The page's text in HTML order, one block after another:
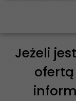
Jeżeli
ofertą